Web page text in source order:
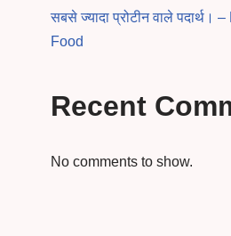
सबसे ज्यादा प्रोटीन वाले पदार्थ।
Food
Recent
No comments to show.